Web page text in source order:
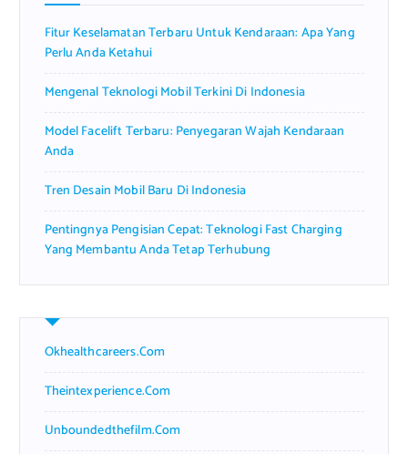
:Fitur Keselamatan Terbaru Untuk Kendaraan: Apa Yang
Perlu Anda Ketahui
Mengenal Teknologi Mobil Terkini Di Indonesia
Model Facelift Terbaru: Penyegaran Wajah Kendaraan
Anda
Tren Desain Mobil Baru Di Indonesia
Pentingnya Pengisian Cepat: Teknologi Fast Charging
Yang Membantu Anda Tetap Terhubung
Okhealthcareers.com
Theintexperience.com
Unboundedthefilm.com